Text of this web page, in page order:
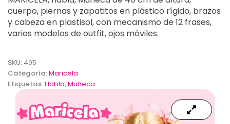
cuerpo, piernas y zapatitos en plástico rígido, brazos
y cabeza en plastisol, con mecanismo de 12 frases,
varios modelos de outfit, ojos móviles.
SKU:495
Categoría:Maricela
Etiquetas:Habla,Muñeca